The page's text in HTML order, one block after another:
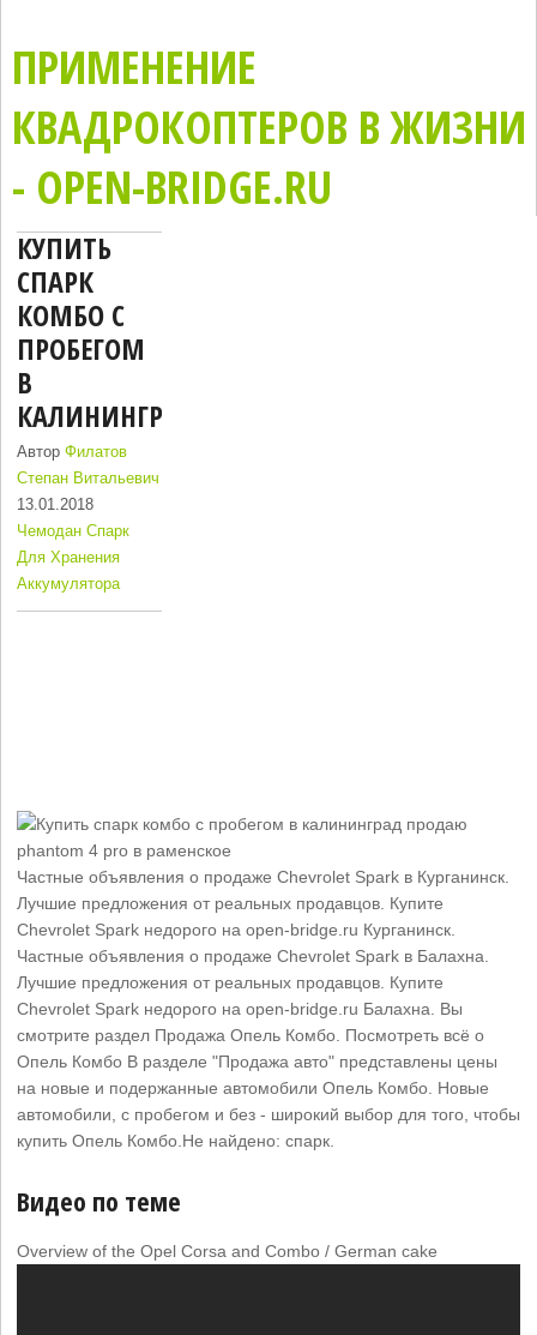
ПРИМЕНЕНИЕ
КВАДРОКОПТЕРОВ В ЖИЗНИ
- OPEN-BRIDGE.RU
КУПИТЬ
СПАРК
КОМБО С
ПРОБЕГОМ
В
КАЛИНИНГРАД
АвторФилатов
Степан Витальевич
13.01.2018
Чемодан Спарк
Для Хранения
Аккумулятора
Частные объявления о продаже Chevrolet Spark в Курганинск.
Лучшие предложения от реальных продавцов. Купите
Chevrolet Spark недорого на open-bridge.ru Курганинск.
Частные объявления о продаже Chevrolet Spark в Балахна.
Лучшие предложения от реальных продавцов. Купите
Chevrolet Spark недорого на open-bridge.ru Балахна. Вы
смотрите раздел Продажа Опель Комбо. Посмотреть всё о
Опель Комбо В разделе "Продажа авто" представлены цены
на новые и подержанные автомобили Опель Комбо. Новые
автомобили, с пробегом и без - широкий выбор для того, чтобы
купить Опель Комбо.Не найдено: спарк.
Видео по теме
Overview of the Opel Corsa and Combo / German cake